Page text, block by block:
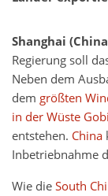
Shanghai
Regierung soll
Neben dem
dem größten
in der Wüste Gobi
entstehen. China
Inbetriebnahme
Wie dieSouth